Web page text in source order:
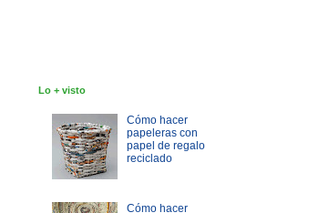
Lo + visto
Cómo hacer
papeleras con
papel de regalo
reciclado
Cómo hacer